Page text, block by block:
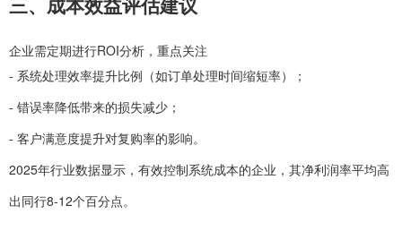
企业需定期进行ROI分析，重点关注
- 系统处理效率提升比例（如订单处理时间缩短率）；
- 错误率降低带来的损失减少；
- 客户满意度提升对复购率的影响。
2025年行业数据显示，有效控制系统成本的企业，其净利润率平均高
出同行8-12个百分点。